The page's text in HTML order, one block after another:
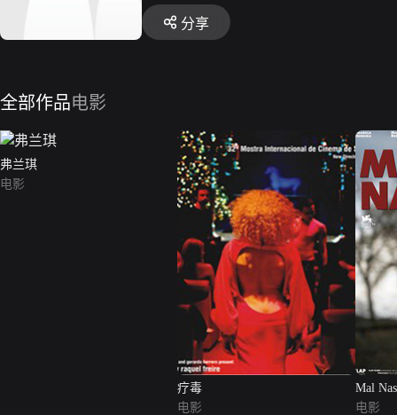
分享
全部作品电影
弗兰琪
电影
疗毒
电影
Mal
电影